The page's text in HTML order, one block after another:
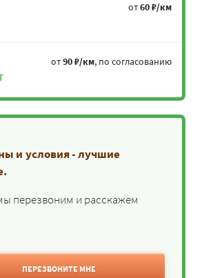
от60 ₽/км
от90 ₽/км, по согласованию
и условия - лучшие
перезвоним и расскажем
ПЕРЕЗВОНИТЕ МНЕ